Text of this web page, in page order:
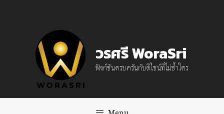
วรศรี WoraSri
ฟังก์ชันครบครันกับดีไซน์ที่ไม่ซ้ำใคร